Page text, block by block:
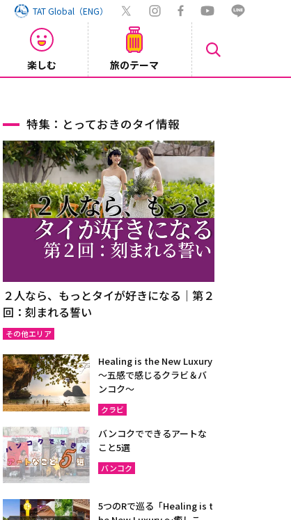
TAT Global（ENG）
楽しむ 旅のテーマ
特集：とっておきのタイ情報
２人なら、もっとタイが好きになる｜第２
回：刻まれる誓い
その他エリア
Healing is the New Luxury
～五感で感じるクラビ＆バ
ンコク～
クラビ
バンコクでできるアートな
こと5選
バンコク
5つのRで巡る「Healing is t